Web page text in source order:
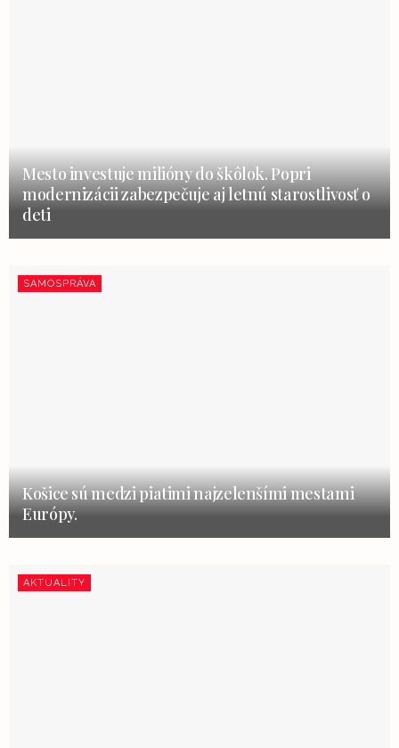
Mesto investuje milióny do škôlok. Popri
modernizácii zabezpečuje aj letnú starostlivosť o
deti
SAMOSPRÁVA
Košice sú medzi piatimi najzelenšími mestami
Európy.
AKTUALITY